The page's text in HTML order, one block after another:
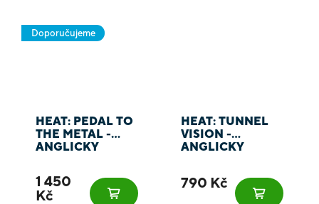
Doporučujeme
HEAT: PEDAL TO
THE METAL -
ANGLICKY
1 450
Kč
HEAT: TUNNEL
VISION -
ANGLICKY
790 Kč